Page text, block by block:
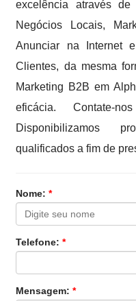
excelência através
Negócios Locais,
Anunciar na Internet
Clientes, da mesma
Marketing B2B em
eficácia. Contate-
Disponibilizamos
qualificados a fim de
Nome:*
Telefone:*
Mensagem:*